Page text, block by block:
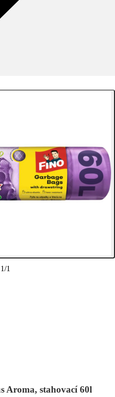
1/1
Aroma, stahovací 60l